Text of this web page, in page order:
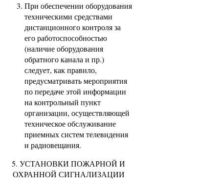
При обеспечении оборудования
техническими средствами
дистанционного контроля за
его работоспособностью
(наличие оборудования
обратного канала и пр.)
следует, как правило,
предусматривать мероприятия
по передаче этой информации
на контрольный пункт
организации, осуществляющей
техническое обслуживание
приемных систем телевидения
и радиовещания.
5. УСТАНОВКИ ПОЖАРНОЙ И
ОХРАННОЙ СИГНАЛИЗАЦИИ